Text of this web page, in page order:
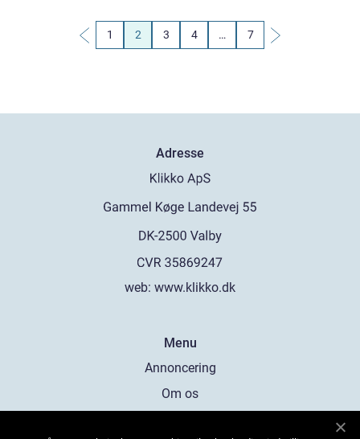
1 2 3 4 … 7
Adresse
web: www.klikko.dk
Menu
Annoncering
Om os